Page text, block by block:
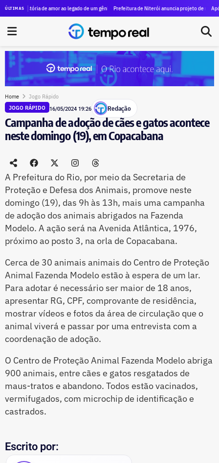
ÚLTIMAS
da esposa de Moraes, pede que ministro não seja relator do caso no STF
de amor ao legado de um gênio, as marcas de Machado de Assis estão vivas no Rio
Prefeitura de Niterói anuncia projeto de revitalização da
Após
Home Jogo Rápido
JOGO RÁPIDO 16/05/2024 19:26 Redação
Campanha de adoção de cães e gatos acontece
neste domingo (19), em Copacabana
A Prefeitura do Rio, por meio da Secretaria de
Proteção e Defesa dos Animais, promove neste
domingo (19), das 9h às 13h, mais uma campanha
de adoção dos animais abrigados na Fazenda
Modelo. A ação será na Avenida Atlântica, 1976,
próximo ao posto 3, na orla de Copacabana.
Cerca de 30 animais animais do Centro de Proteção
Animal Fazenda Modelo estão à espera de um lar.
Para adotar é necessário ser maior de 18 anos,
apresentar RG, CPF, comprovante de residência,
mostrar vídeos e fotos da área de circulação que o
animal viverá e passar por uma entrevista com a
coordenação de adoção.
O Centro de Proteção Animal Fazenda Modelo abriga
900 animais, entre cães e gatos resgatados de
maus-tratos e abandono. Todos estão vacinados,
vermifugados, com microchip de identificação e
castrados.
Escrito por: